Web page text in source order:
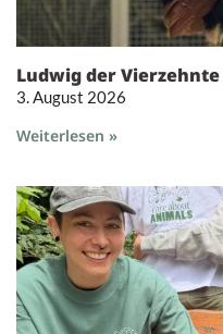
Ludwig der
3. August 2026
Weiterlesen »